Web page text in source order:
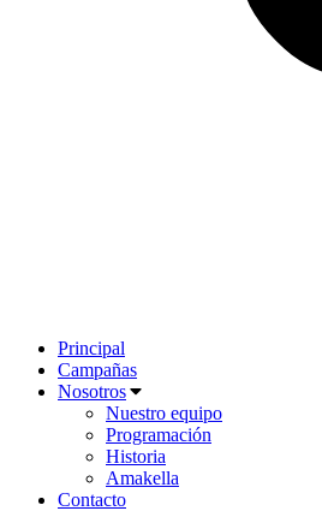
Principal
Campañas
Nosotros
Nuestro equipo
Programación
Historia
Amakella
Contacto